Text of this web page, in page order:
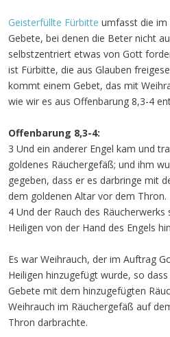
Geisterfüllte Fürbitte umfasst die im
Gebete, bei denen die Beter nicht
selbstzentriert etwas von Gott
ist Fürbitte, die aus Glauben
kommt einem Gebet, das mit
wie wir es aus Offenbarung 8,3-4
Offenbarung 8,3-4:
3 Und ein anderer Engel kam und
goldenes Räuchergefäß; und ihm
gegeben, dass er es darbringe mit
dem goldenen Altar vor dem Thron.
4 Und der Rauch des
Heiligen von der Hand des Engels
Es war Weihrauch, der im Auftrag
Heiligen hinzugefügt wurde, so
Gebete mit dem hinzugefügten
Weihrauch im Räuchergefäß auf
Thron darbrachte.